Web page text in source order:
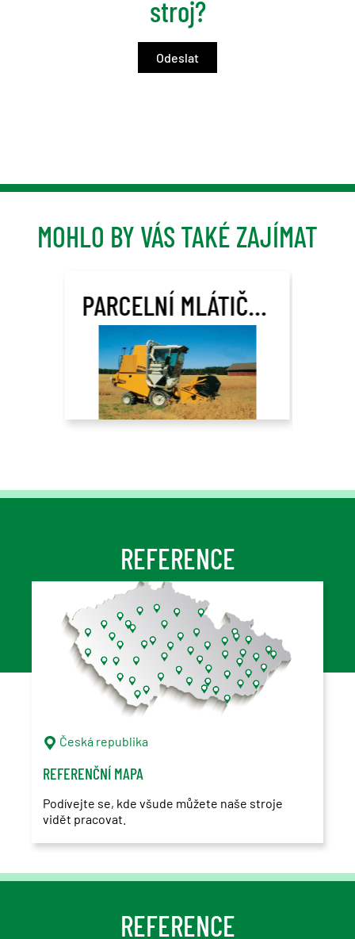
stroj?
MOHLO BY VÁS TAKÉ ZAJÍMAT
PARCELNÍ MLÁTIČKA SAMPO SR2010
REFERENCE
Česká republika
REFERENČNÍ MAPA
Podívejte se, kde všude můžete naše stroje
vidět pracovat.
REFERENCE